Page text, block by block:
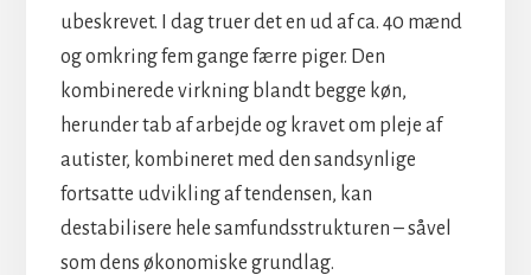
ubeskrevet. I dag truer det en ud af ca. 40 mænd
og omkring fem gange færre piger. Den
kombinerede virkning blandt begge køn,
herunder tab af arbejde og kravet om pleje af
autister, kombineret med den sandsynlige
fortsatte udvikling af tendensen, kan
destabilisere hele samfundsstrukturen – såvel
som dens økonomiske grundlag.